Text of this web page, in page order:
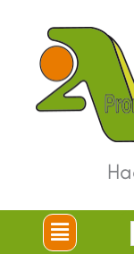
contenido
Menú